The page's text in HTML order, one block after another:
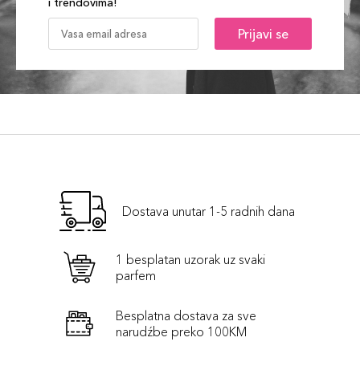
Prijavi se
Dostava unutar 1-5 radnih dana
1 besplatan uzorak uz svaki
parfem
Besplatna dostava za sve
narudźbe preko 100KM